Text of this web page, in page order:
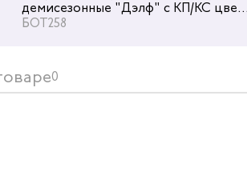
демисезонные "Дэлф" с КП/КС цвет
черный/бежевый
БОТ258
Ботинки рабочие летние/
демисезонные "Трейсер" EX23 с КП
0